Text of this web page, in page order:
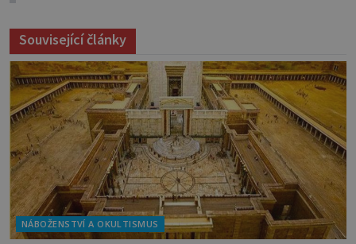
Související články
NÁBOŽENSTVÍ A OKULTISMUS